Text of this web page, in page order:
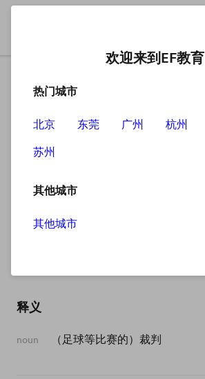
referee
释义
noun （足球等比赛的）裁判
欢迎来到EF教育
热门城市
北京 东莞 广州 杭州
苏州
其他城市
其他城市